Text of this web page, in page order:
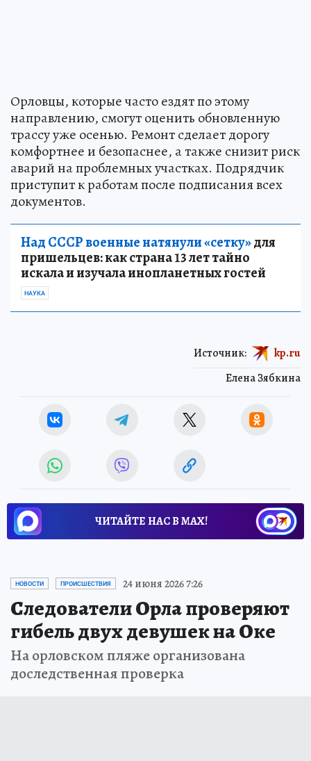
Орловцы, которые часто ездят по этому
направлению, смогут оценить обновленную
трассу уже осенью. Ремонт сделает дорогу
комфортнее и безопаснее, а также снизит риск
аварий на проблемных участках. Подрядчик
приступит к работам после подписания всех
документов.
Над СССР военные натянули «сетку»для
пришельцев: как страна 13 лет тайно
искала и изучала инопланетных гостей
НАУКА
Елена Зябкина
Источник: kp.ru
ЧИТАЙТЕ НАС В МАХ!
НОВОСТИ ПРОИСШЕСТВИЯ 24 июня 2026 7:26
Следователи Орла проверяют
гибель двух девушек на Оке
На орловском пляже организована
доследственная проверка